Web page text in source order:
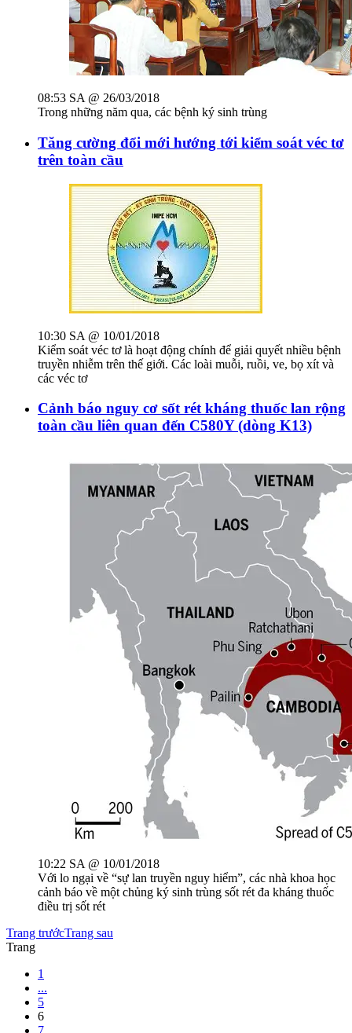
08:53 SA @ 26/03/2018
Trong những năm qua, các bệnh ký sinh trùng
Tăng cường đổi mới hướng tới kiểm soát véc tơ
trên toàn cầu
10:30 SA @ 10/01/2018
Kiểm soát véc tơ là hoạt động chính để giải quyết nhiều bệnh
truyền nhiễm trên thế giới. Các loài muỗi, ruồi, ve, bọ xít và
các véc tơ
Cảnh báo nguy cơ sốt rét kháng thuốc lan rộng
toàn cầu liên quan đến C580Y (dòng K13)
10:22 SA @ 10/01/2018
Với lo ngại về “sự lan truyền nguy hiểm”, các nhà khoa học
cảnh báo về một chủng ký sinh trùng sốt rét đa kháng thuốc
điều trị sốt rét
Trang trướcTrang sau
Trang
1
...
5
6
7